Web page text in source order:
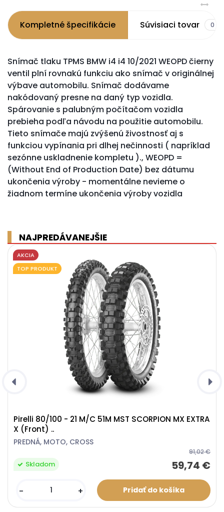
Kompletné špecifikácie Súvisiaci tovar 0
Snímač tlaku TPMS BMW i4 i4 10/2021 WEOPD čierny
ventil plní rovnakú funkciu ako snímač v originálnej
výbave automobilu. Snímač dodávame
nakódovaný presne na daný typ vozidla.
Spárovanie s palubným počítačom vozidla
prebieha podľa návodu na použitie automobilu.
Tieto snímače majú zvýšenú živostnosť aj s
funkciou vypínania pri dlhej nečinnosti ( napríklad
sezónne uskladnenie kompletu )., WEOPD =
(Without End of Production Date) bez dátumu
ukončenia výroby - momentálne nevieme o
žiadnom termíne ukončenia výroby vozidla
NAJPREDÁVANEJŠIE
Pirelli 80/100 - 21 M/C 51M MST SCORPION MX EXTRA
X (Front) ..
PREDNÁ, MOTO, CROSS
91,02 €
59,74 €
- +
Skladom
AKCIA
TOP PRODUKT